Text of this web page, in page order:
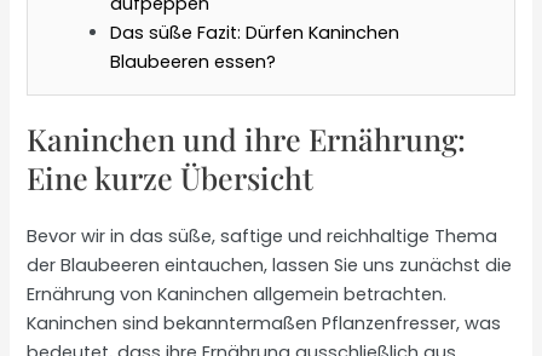
Das süße Fazit: Dürfen Kaninchen
Blaubeeren essen?
Kaninchen und ihre Ernährung:
Eine kurze Übersicht
Bevor wir in das süße, saftige und reichhaltige Thema
der Blaubeeren eintauchen, lassen Sie uns zunächst die
Ernährung von Kaninchen allgemein betrachten.
Kaninchen sind bekanntermaßen Pflanzenfresser, was